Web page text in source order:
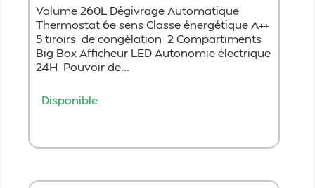
Volume 260L Dégivrage Automatique
Thermostat 6e sens Classe énergétique A++
5 tiroirs de congélation 2 Compartiments
Big Box Afficheur LED Autonomie électrique
24H Pouvoir de...
Disponible